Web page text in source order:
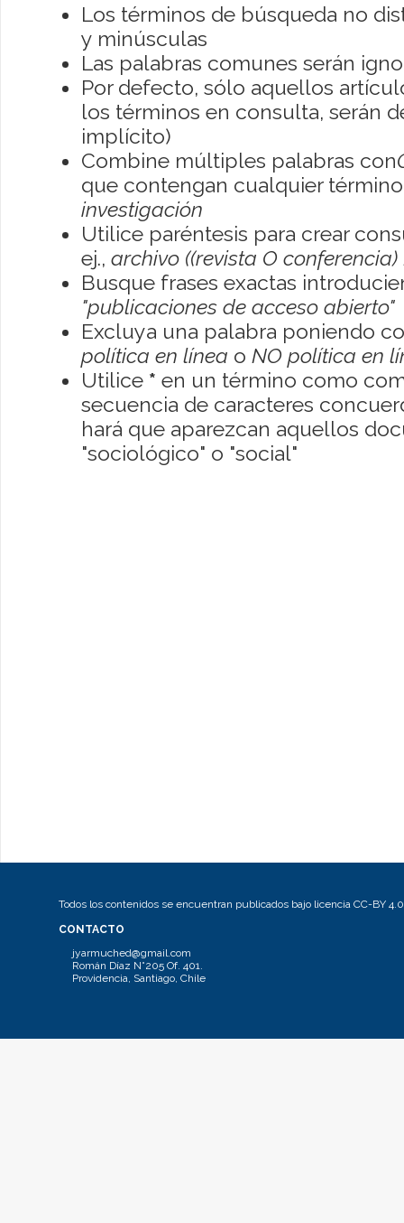
Los términos de búsqueda no
y minúsculas
Las palabras comunes serán
Por defecto, sólo aquellos
los términos en consulta, serán
implícito)
Combine múltiples palabras con
que contengan cualquier
investigación
Utilice paréntesis para crear
ej., archivo ((revista O conferencia)
Busque frases exactas
"publicaciones de acceso abierto"
Excluya una palabra poniendo
política en línea o NO política en
Utilice * en un término como
secuencia de caracteres
hará que aparezcan aquellos
"sociológico" o "social"
Todos los contenidos se encuentran publicados bajo licencia CC-BY 4.0
CONTACTO
jyarmuched@gmail.com
Román Díaz N°205 Of. 401.
Providencia, Santiago, Chile